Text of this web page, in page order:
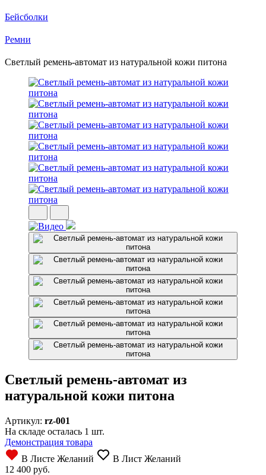
Бейсболки
Ремни
Светлый ремень-автомат из натуральной кожи питона
Светлый ремень-автомат из
натуральной кожи питона
Артикул: rz-001
На складе осталась 1 шт.
Демонстрация товара
В Листе Желаний
В Лист Желаний
12 400 руб.